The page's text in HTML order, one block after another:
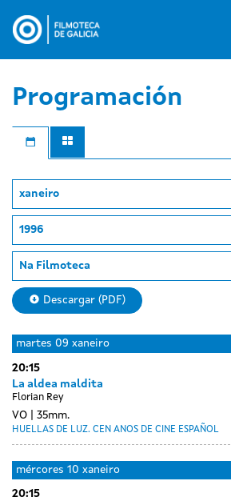
contido
Programación
xaneiro
1996
Na Filmoteca
Descargar (PDF)
luns
xaneiro
Day
without
sessions
martes 09 xaneiro
20:15
La aldea maldita
Florian Rey
VO 35mm.
HUELLAS DE LUZ. CEN ANOS DE CINE ESPAÑOL
mércores 10 xaneiro
20:15